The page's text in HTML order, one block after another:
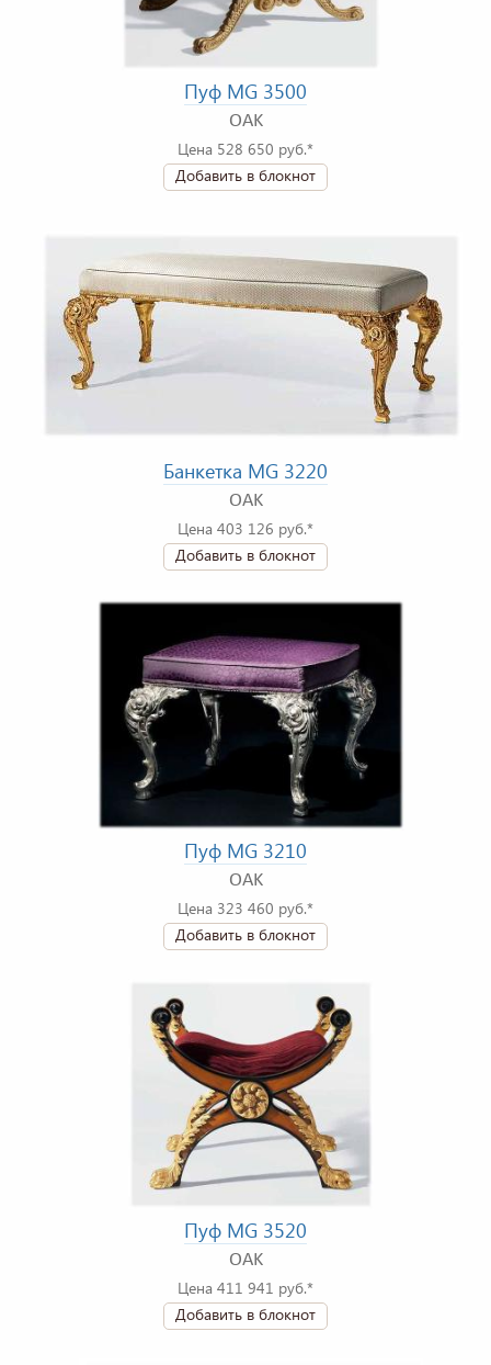
Пуф MG 3500
OAK
Цена 528 650 руб.*
Добавить в блокнот
Банкетка MG 3220
OAK
Цена 403 126 руб.*
Добавить в блокнот
Пуф MG 3210
OAK
Цена 323 460 руб.*
Добавить в блокнот
Пуф MG 3520
OAK
Цена 411 941 руб.*
Добавить в блокнот